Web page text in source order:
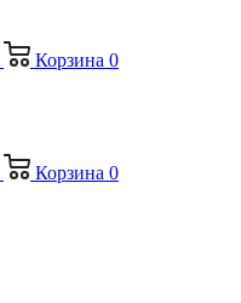
Корзина 0
Корзина 0